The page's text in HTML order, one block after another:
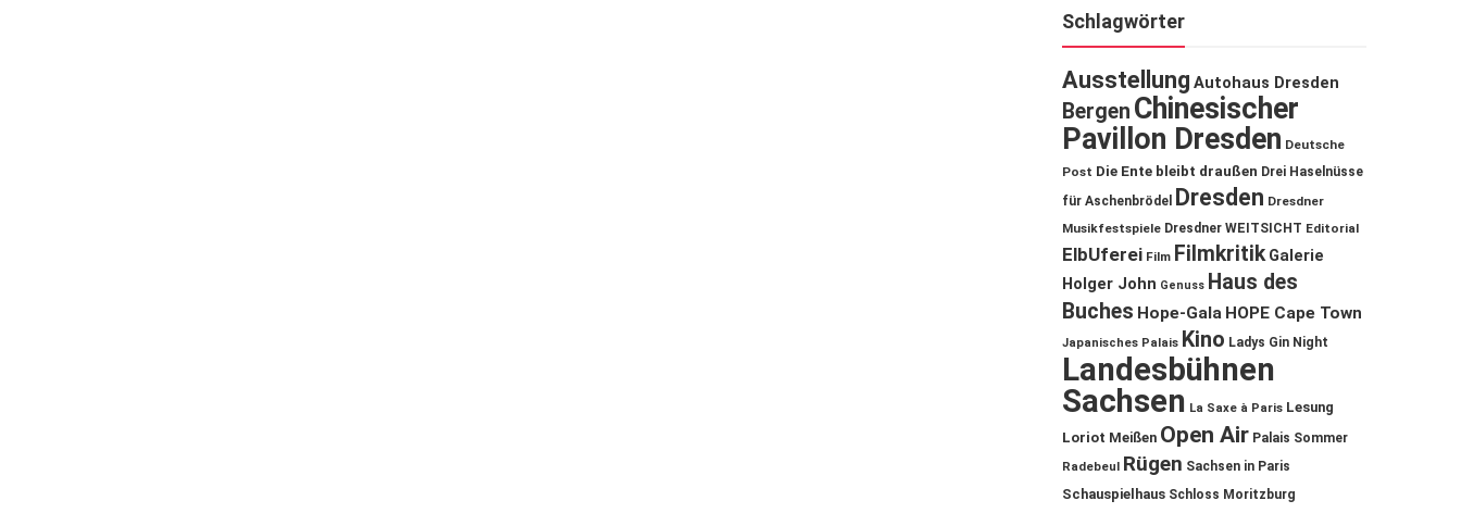
Schlagwörter
Ausstellung Autohaus Dresden
Bergen Chinesischer
Pavillon Dresden Deutsche
Post Die Ente bleibt draußen Drei Haselnüsse
für Aschenbrödel
Dresden Dresdner
Musikfestspiele Dresdner WEITSICHT Editorial
ElbUferei Film Filmkritik Galerie
Holger John Genuss Haus des
Buches Hope-Gala HOPE Cape Town
Japanisches Palais Kino Ladys Gin Night
Landesbühnen
Sachsen La Saxe à Paris Lesung
Loriot Meißen Open Air Palais Sommer
Radebeul Rügen Sachsen in Paris
Schauspielhaus Schloss Moritzburg